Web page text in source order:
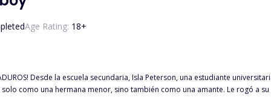
Age Rating: 18+
cercano de su hermano. Ella
como una hermana menor, sino también como una amante. Le rogó a
accedió. Se llenó de alegría cuando llegó su amor platónico: su deseo se había cumplido.